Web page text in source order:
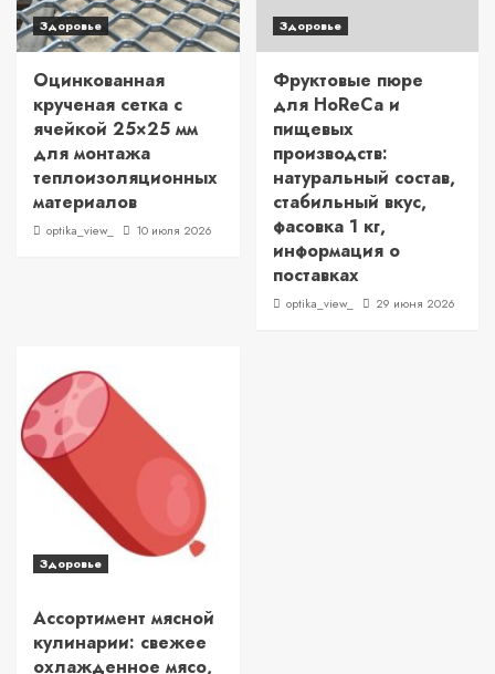
Здоровье
Оцинкованная
крученая сетка с
ячейкой 25×25 мм
для монтажа
теплоизоляционных
материалов
optika_view_ 10 июля 2026
Здоровье
Фруктовые пюре
для HoReCa и
пищевых
производств:
натуральный состав,
стабильный вкус,
фасовка 1 кг,
информация о
поставках
optika_view_ 29 июня 2026
Здоровье
Ассортимент мясной
кулинарии: свежее
охлажденное мясо,